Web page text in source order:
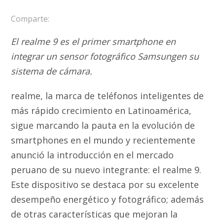
Comparte:
El realme 9 es el primer smartphone en
integrar un sensor fotográfico Samsungen su
sistema de cámara.
realme, la marca de teléfonos inteligentes de
más rápido crecimiento en Latinoamérica,
sigue marcando la pauta en la evolución de
smartphones en el mundo y recientemente
anunció la introducción en el mercado
peruano de su nuevo integrante: el realme 9.
Este dispositivo se destaca por su excelente
desempeño energético y fotográfico; además
de otras características que mejoran la